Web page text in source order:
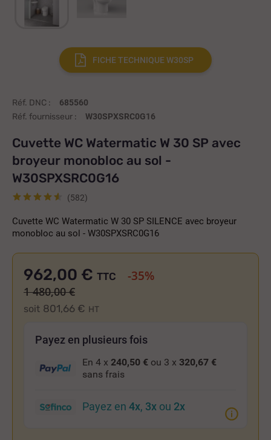
FICHE TECHNIQUE W30SP
Réf. DNC : 685560
Réf. fournisseur : W30SPXSRC0G16
Cuvette WC Watermatic W 30 SP avec
broyeur monobloc au sol -
W30SPXSRC0G16
(582)
Cuvette WC Watermatic W 30 SP SILENCE avec broyeur
monobloc au sol - W30SPXSRC0G16
962,00 €
soit 801,66 € HT
TTC -35%
1 480,00 €
Payez en plusieurs fois
En 4 x 240,50 € ou 3 x 320,67 €
sans frais
Payez en 4x, 3x ou 2x